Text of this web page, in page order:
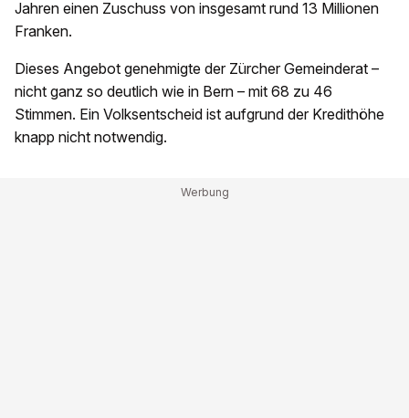
Jahren einen Zuschuss von insgesamt rund 13 Millionen
Franken.
Dieses Angebot genehmigte der Zürcher Gemeinderat –
nicht ganz so deutlich wie in Bern – mit 68 zu 46
Stimmen. Ein Volksentscheid ist aufgrund der Kredithöhe
knapp nicht notwendig.